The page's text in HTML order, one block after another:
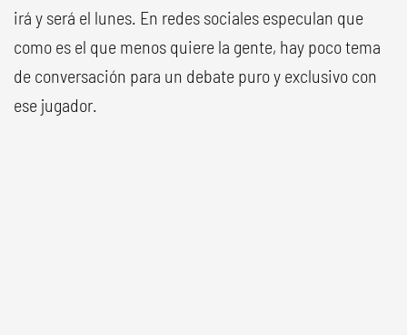
irá y será el lunes. En redes sociales especulan que
como es el que menos quiere la gente, hay poco tema
de conversación para un debate puro y exclusivo con
ese jugador.